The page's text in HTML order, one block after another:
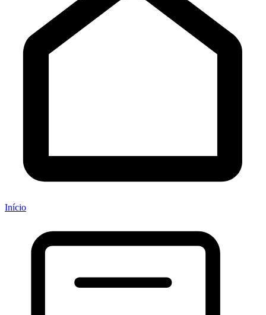
Início